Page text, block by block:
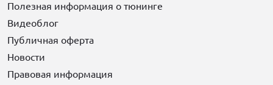
Полезная информация о тюнинге
Видеоблог
Публичная оферта
Новости
Правовая информация